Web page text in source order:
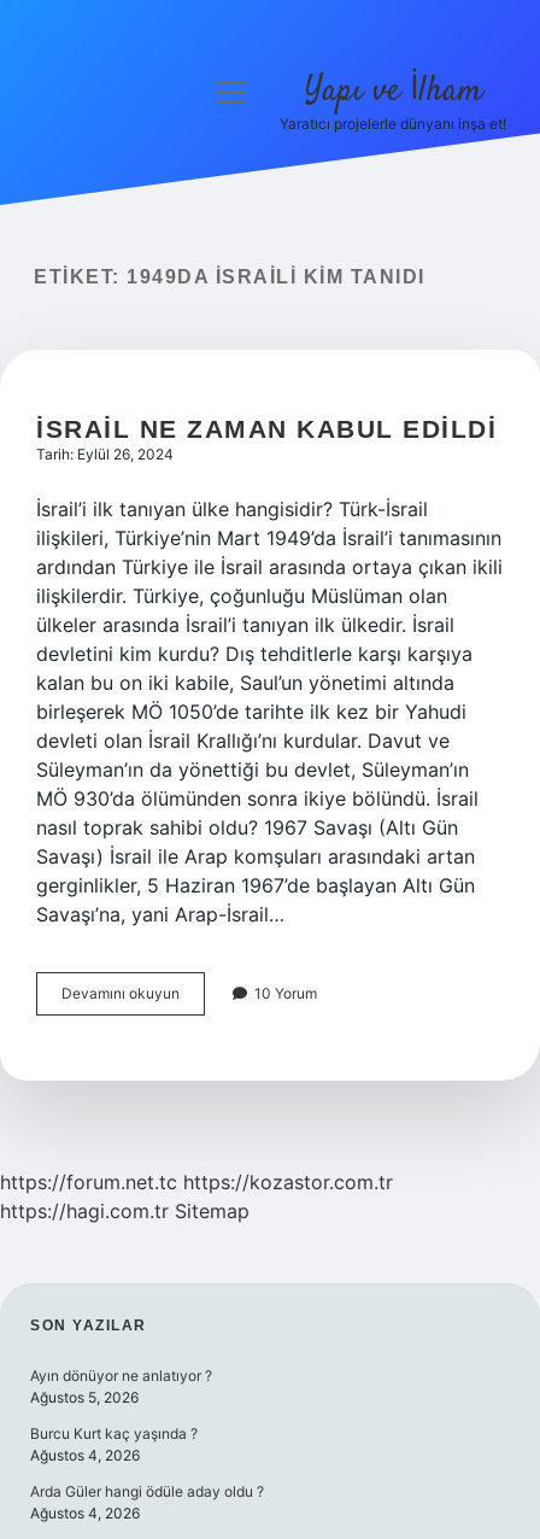
Yasal Uyarı
menüyü
Yapı ve İlham
Yaratıcı projelerle dünyanı inşa et!
ETIKET: 1949DA İSRAILI KIM TANIDI
İSRAIL NE ZAMAN KABUL EDILDI
Tarih: Eylül 26, 2024
İsrail’i ilk tanıyan ülke hangisidir? Türk-İsrail
ilişkileri, Türkiye’nin Mart 1949’da İsrail’i tanımasının
ardından Türkiye ile İsrail arasında ortaya çıkan ikili
ilişkilerdir. Türkiye, çoğunluğu Müslüman olan
ülkeler arasında İsrail’i tanıyan ilk ülkedir. İsrail
devletini kim kurdu? Dış tehditlerle karşı karşıya
kalan bu on iki kabile, Saul’un yönetimi altında
birleşerek MÖ 1050’de tarihte ilk kez bir Yahudi
devleti olan İsrail Krallığı’nı kurdular. Davut ve
Süleyman’ın da yönettiği bu devlet, Süleyman’ın
MÖ 930’da ölümünden sonra ikiye bölündü. İsrail
nasıl toprak sahibi oldu? 1967 Savaşı (Altı Gün
Savaşı) İsrail ile Arap komşuları arasındaki artan
gerginlikler, 5 Haziran 1967’de başlayan Altı Gün
Savaşı’na, yani Arap-İsrail…
Devamını okuyun
Ne
Edildi
10 Yorum
https://forum.net.tc https://kozastor.com.tr
https://hagi.com.tr Sitemap
SIDEBAR
SON YAZILAR
Ayın dönüyor ne anlatıyor ?
Ağustos 5, 2026
Burcu Kurt kaç yaşında ?
Ağustos 4, 2026
Arda Güler hangi ödüle aday oldu ?
Ağustos 4, 2026